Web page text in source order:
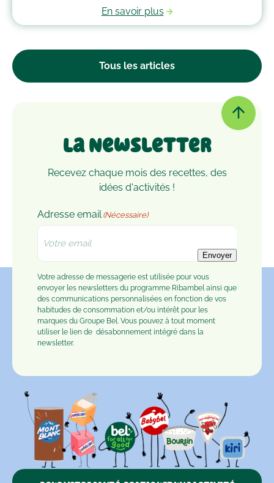
Tous les articles
essentielle dans son cœur. Alors après avoir
accumulé une quantité de poussière, d’acariens et
passer à la machine. Mais comment laver un
En savoir plus
La Newsletter
Recevez chaque mois des recettes, des
idées d'activités !
Adresse email (Nécessaire)
Envoyer
Votre adresse de messagerie est utilisée pour vous
envoyer les newsletters du programme Ribambel ainsi que
des communications personnalisées en fonction de vos
habitudes de consommation et/ou intérêt pour les
marques du Groupe Bel. Vous pouvez à tout moment
utiliser le lien de désabonnement intégré dans la
newsletter.